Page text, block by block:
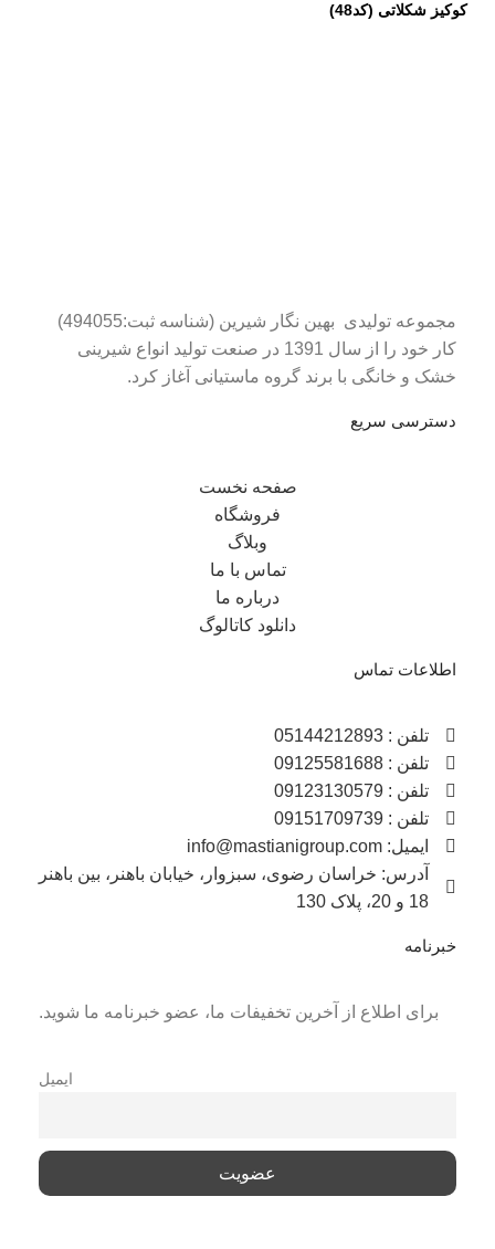
کوکیز شکلاتی (کد48)
مجموعه تولیدی بهین نگار شیرین (شناسه ثبت:494055)
کار خود را از سال 1391 در صنعت تولید انواع شیرینی
خشک و خانگی با برند گروه ماستیانی آغاز کرد.
دسترسی سریع
صفحه نخست
فروشگاه
وبلاگ
تماس با ما
درباره ما
دانلود کاتالوگ
اطلاعات تماس
تلفن : 05144212893
تلفن : 09125581688
تلفن : 09123130579
تلفن : 09151709739
ایمیل: info@mastianigroup.com
آدرس: خراسان رضوی، سبزوار، خیابان باهنر، بین باهنر
18 و 20، پلاک 130
خبرنامه
برای اطلاع از آخرین تخفیفات ما، عضو خبرنامه ما شوید.
ایمیل